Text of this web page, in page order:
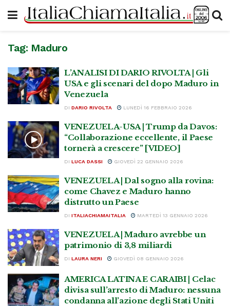
Tag: Maduro
L’ANALISI DI DARIO RIVOLTA | Gli
USA e gli scenari del dopo Maduro in
Venezuela
DI DARIO RIVOLTA LUNEDÌ 16 FEBBRAIO 2026
VENEZUELA-USA | Trump da Davos:
“Collaborazione eccellente, il Paese
tornerà a crescere” [VIDEO]
DI LUCA DASSI GIOVEDÌ 22 GENNAIO 2026
VENEZUELA | Dal sogno alla rovina:
come Chavez e Maduro hanno
distrutto un Paese
DI ITALIACHIAMAITALIA MARTEDÌ 13 GENNAIO 2026
VENEZUELA | Maduro avrebbe un
patrimonio di 3,8 miliardi
DI LAURA NERI GIOVEDÌ 08 GENNAIO 2026
AMERICA LATINA E CARAIBI | Celac
divisa sull’arresto di Maduro: nessuna
condanna all’azione degli Stati Uniti